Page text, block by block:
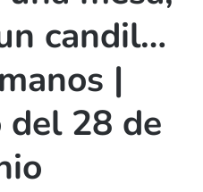
candil…
|
del 28 de